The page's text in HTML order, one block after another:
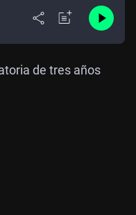
de tres años